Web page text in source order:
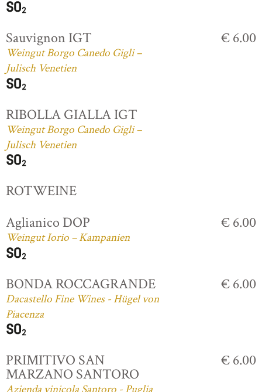
Sauvignon IGT
Weingut Borgo Canedo Gigli –
Julisch Venetien
€ 6.00
RIBOLLA GIALLA IGT
Weingut Borgo Canedo Gigli –
Julisch Venetien
ROTWEINE
Aglianico DOP
Weingut Iorio – Kampanien
€ 6.00
BONDA ROCCAGRANDE
Dacastello Fine Wines - Hügel von
Piacenza
€ 6.00
PRIMITIVO SAN
MARZANO SANTORO
€ 6.00